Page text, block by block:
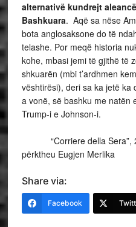
alternativë kundrejt
Bashkuara. Aqë sa nëse
bota anglosaksone do të
telashe. Por meqë historia
kohe, mbasi jemi të gjithë të
shkuarën (mbi t’ardhmen
vështirësi), deri sa ka jetë ka
a vonë, së bashku me natën
Trump-i e Johnson-i.
“Corriere della
përktheu Eugjen Merlika
Share via:
Facebook